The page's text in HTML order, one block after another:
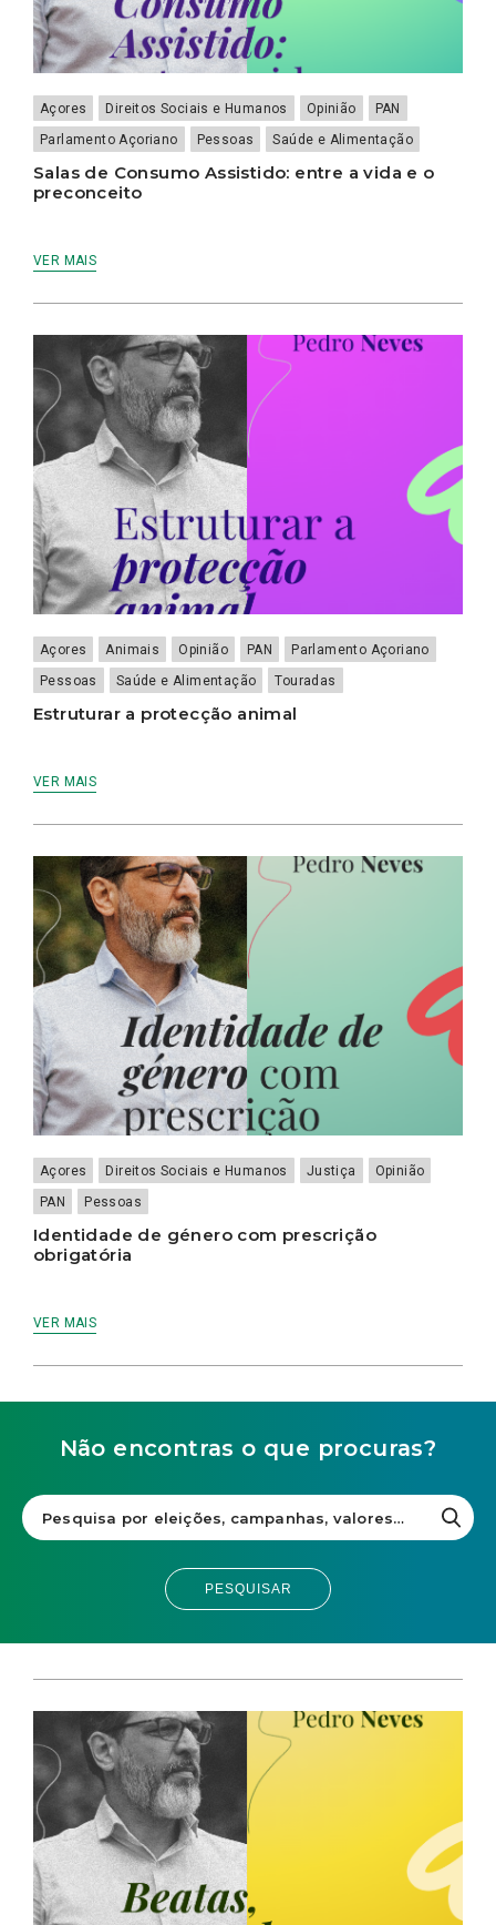
Açores Direitos Sociais e Humanos Opinião
PAN
Parlamento Açoriano
Pessoas Saúde e Alimentação
Salas de Consumo Assistido: entre a vida e o
preconceito
VER MAIS
Açores Animais Opinião PAN
Parlamento Açoriano
Pessoas
Saúde e Alimentação Touradas
Estruturar a protecção animal
VER MAIS
Açores Direitos Sociais e Humanos Justiça
Opinião
PAN
Pessoas
Identidade de género com prescrição
obrigatória
VER MAIS
Não encontras o que procuras?
PESQUISAR